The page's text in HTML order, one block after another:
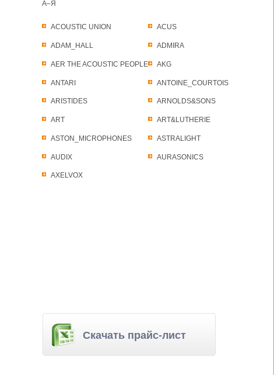
ACOUSTIC UNION ACUS
ADAM_HALL ADMIRA
AER THE ACOUSTIC PEOPLE AKG
ANTARI ANTOINE_COURTOIS
ARISTIDES ARNOLDS&SONS
ART ART&LUTHERIE
ASTON_MICROPHONES ASTRALIGHT
AUDIX AURASONICS
AXELVOX
А–Я
Скачать прайс-лист